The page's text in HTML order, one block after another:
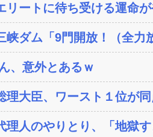
リートに待ち受ける運命
峡ダム「9門開放！（全
、意外とあるｗ
理大臣、ワースト１位が
理人のやりとり、「地獄